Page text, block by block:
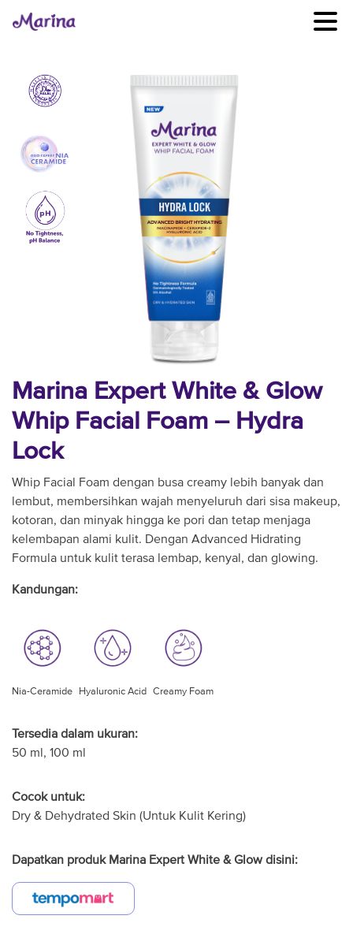
Marina Expert White & Glow
Whip Facial Foam – Hydra
Lock
Whip Facial Foam dengan busa creamy lebih banyak dan
lembut, membersihkan wajah menyeluruh dari sisa makeup,
kotoran, dan minyak hingga ke pori dan tetap menjaga
kelembapan alami kulit. Dengan Advanced Hidrating
Formula untuk kulit terasa lembap, kenyal, dan glowing.
Kandungan:
Nia-Ceramide Hyaluronic Acid Creamy Foam
Tersedia dalam ukuran:
50 ml, 100 ml
Cocok untuk:
Dry & Dehydrated Skin (Untuk Kulit Kering)
Dapatkan produk Marina Expert White & Glow disini: